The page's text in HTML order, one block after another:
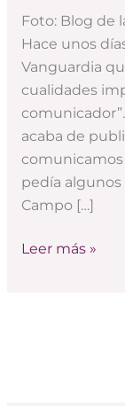
Foto: Blog de
Hace unos
Vanguardia
cualidades
acaba de
comunicamos
pedía
Campo […]
Leer más »